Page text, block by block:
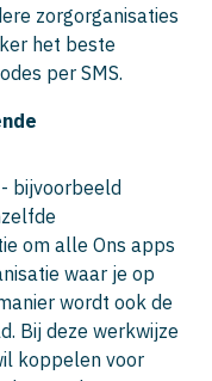
zorgorganisaties
het beste
per SMS.
bijvoorbeeld
om alle Ons apps
waar je op
wordt ook de
Bij deze werkwijze
koppelen voor